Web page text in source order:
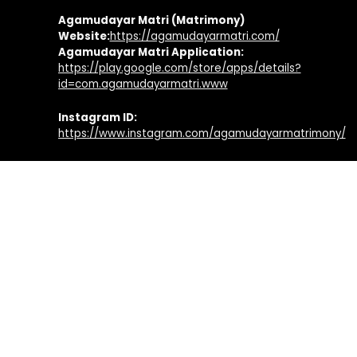
Agamudayar Matri (Matrimony)
Website:https://agamudayarmatri.com/
Agamudayar Matri Application:
https://play.google.com/store/apps/details?
id=com.agamudayarmatri.www
Instagram ID:
https://www.instagram.com/agamudayarmatrimony/